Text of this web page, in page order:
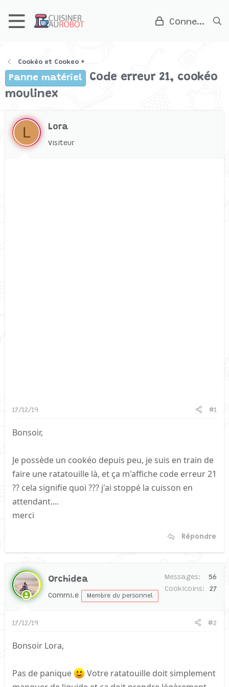
Connexion
Cookéo et Cookeo +
Panne matériel
Code erreur 21, cookéo
moulinex
L Lora
Visiteur
17/12/19 #1
Bonsoir,
Je possède un cookéo depuis peu, je suis en train de
faire une ratatouille là, et ça m'affiche code erreur 21
?? cela signifie quoi ??? j'ai stoppé la cuisson en
attendant....
merci
Répondre
Orchidea
Commi.e Membre du personnel
Messages
56
Cookicoins
27
17/12/19 #2
Bonsoir Lora,
Pas de panique
Votre ratatouille doit simplement